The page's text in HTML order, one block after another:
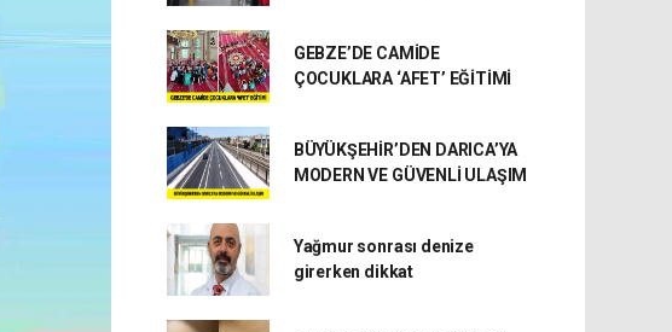
GEBZE’DE CAMİDE
ÇOCUKLARA ‘AFET’ EĞİTİMİ
BÜYÜKŞEHİR’DEN DARICA’YA
MODERN VE GÜVENLİ ULAŞIM
Yağmur sonrası denize
girerken dikkat